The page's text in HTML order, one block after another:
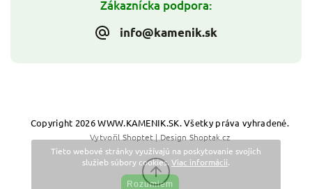
Tieto webové stránky využívajú na poskytovanie svojich
služieb súbory cookies. Viac informácií.
Rozumiem
Zákaznícka podpora:
info@kamenik.sk
Copyright 2026WWW.KAMENIK.SK. Všetky práva vyhradené.
Vytvořil Shoptet| Design Shoptak.cz